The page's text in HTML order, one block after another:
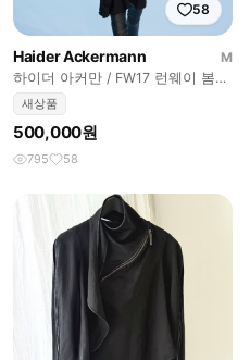
58
Haider Ackermann
M
하이더 아커만 / FW17 런웨이 봄버
자켓 / 36
새상품
500,000원
795 58